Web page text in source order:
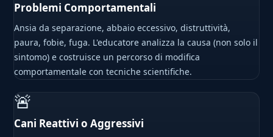
Problemi Comportamentali
Ansia da separazione, abbaio eccessivo, distruttività,
paura, fobie, fuga. L'educatore analizza la causa (non solo il
sintomo) e costruisce un percorso di modifica
comportamentale con tecniche scientifiche.
🚨
Cani Reattivi o Aggressivi